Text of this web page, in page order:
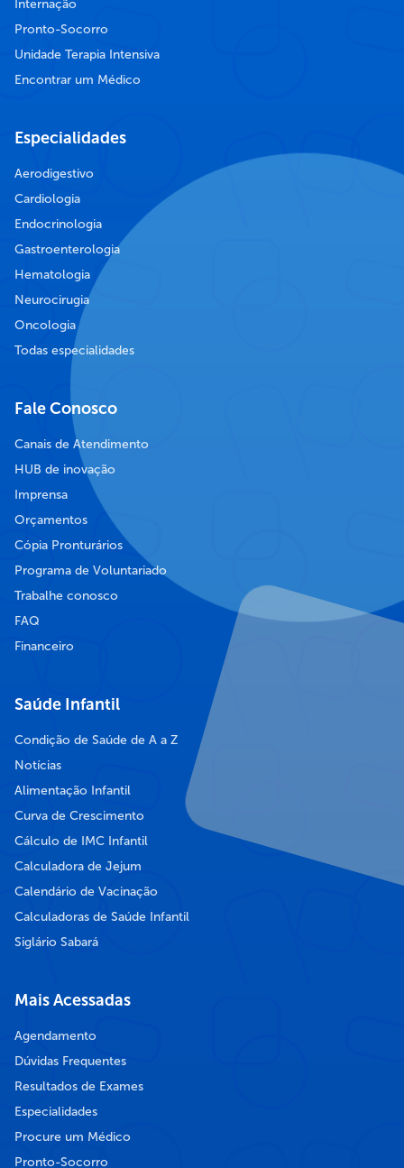
Internação
Pronto-Socorro
Unidade Terapia Intensiva
Encontrar um Médico
Especialidades
Aerodigestivo
Cardiologia
Endocrinologia
Gastroenterologia
Hematologia
Neurocirugia
Oncologia
Todas especialidades
Fale Conosco
Canais de Atendimento
HUB de inovação
Imprensa
Orçamentos
Cópia Pronturários
Programa de Voluntariado
Trabalhe conosco
FAQ
Financeiro
Saúde Infantil
Condição de Saúde de A a Z
Notícias
Alimentação Infantil
Curva de Crescimento
Cálculo de IMC Infantil
Calculadora de Jejum
Calendário de Vacinação
Calculadoras de Saúde Infantil
Siglário Sabará
Mais Acessadas
Agendamento
Dúvidas Frequentes
Resultados de Exames
Especialidades
Procure um Médico
Pronto-Socorro